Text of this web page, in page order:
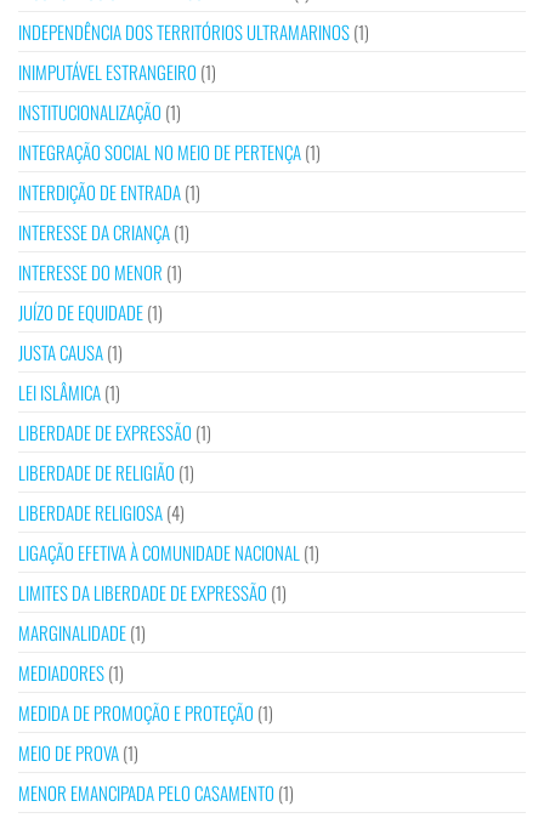
INDEPENDÊNCIA DOS TERRITÓRIOS ULTRAMARINOS(1)
INIMPUTÁVEL ESTRANGEIRO (1)
INSTITUCIONALIZAÇÃO (1)
INTEGRAÇÃO SOCIAL NO MEIO DE PERTENÇA(1)
INTERDIÇÃO DE ENTRADA(1)
INTERESSE DA CRIANÇA(1)
INTERESSE DO MENOR (1)
JUÍZO DE EQUIDADE(1)
JUSTA CAUSA(1)
LEI ISLÂMICA(1)
LIBERDADE DE EXPRESSÃO (1)
LIBERDADE DE RELIGIÃO (1)
LIBERDADE RELIGIOSA(4)
LIGAÇÃO EFETIVA À COMUNIDADE NACIONAL (1)
LIMITES DA LIBERDADE DE EXPRESSÃO (1)
MARGINALIDADE(1)
MEDIADORES(1)
MEDIDA DE PROMOÇÃO E PROTEÇÃO (1)
MEIO DE PROVA(1)
MENOR EMANCIPADA PELO CASAMENTO (1)